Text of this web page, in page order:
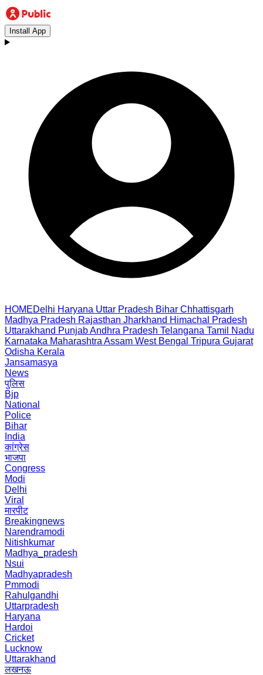
Install App
HOMEDelhi Haryana Uttar Pradesh Bihar Chhattisgarh
Madhya Pradesh Rajasthan Jharkhand Himachal Pradesh
Uttarakhand PunjabAndhra Pradesh Telangana Tamil Nadu
Karnataka Maharashtra Assam West Bengal Tripura Gujarat
Odisha Kerala
Jansamasya
News
पुलिस
Bjp
National
Police
Bihar
India
कांग्रेस
भाजपा
Congress
Modi
Delhi
Viral
मारपीट
Breakingnews
Narendramodi
Nitishkumar
Madhya_pradesh
Nsui
Madhyapradesh
Pmmodi
Rahulgandhi
Uttarpradesh
Haryana
Hardoi
Cricket
Lucknow
Uttarakhand
लखनऊ